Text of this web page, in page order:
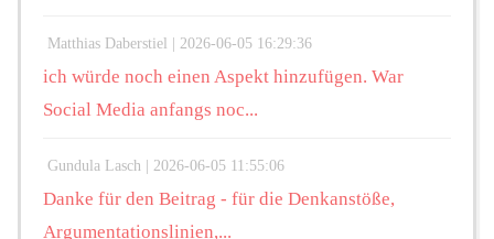
Matthias Daberstiel | 2026-06-05 16:29:36
ich würde noch einen Aspekt hinzufügen. War
Social Media anfangs noc...
Gundula Lasch | 2026-06-05 11:55:06
Danke für den Beitrag - für die Denkanstöße,
Argumentationslinien,...